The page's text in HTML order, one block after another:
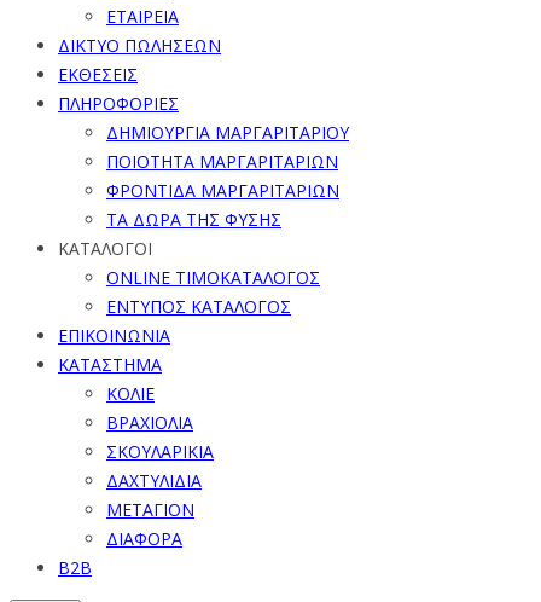
ΕΤΑΙΡΕΙΑ
ΔΙΚΤΥΟ ΠΩΛΗΣΕΩΝ
ΕΚΘΕΣΕΙΣ
ΠΛΗΡΟΦΟΡΙΕΣ
ΔΗΜΙΟΥΡΓΙΑ ΜΑΡΓΑΡΙΤΑΡΙΟΥ
ΠΟΙΟΤΗΤΑ ΜΑΡΓΑΡΙΤΑΡΙΩΝ
ΦΡΟΝΤΙΔΑ ΜΑΡΓΑΡΙΤΑΡΙΩΝ
ΤΑ ΔΩΡΑ ΤΗΣ ΦΥΣΗΣ
ΚΑΤΑΛΟΓΟΙ
ONLINE ΤΙΜΟΚΑΤΑΛΟΓΟΣ
ΕΝΤΥΠΟΣ ΚΑΤΑΛΟΓΟΣ
ΕΠΙΚΟΙΝΩΝΙΑ
ΚΑΤΑΣΤΗΜΑ
ΚΟΛΙΕ
ΒΡΑΧΙΟΛΙΑ
ΣΚΟΥΛΑΡΙΚΙΑ
ΔΑΧΤΥΛΙΔΙΑ
ΜΕΤΑΓΙΟΝ
ΔΙΑΦΟΡΑ
B2B